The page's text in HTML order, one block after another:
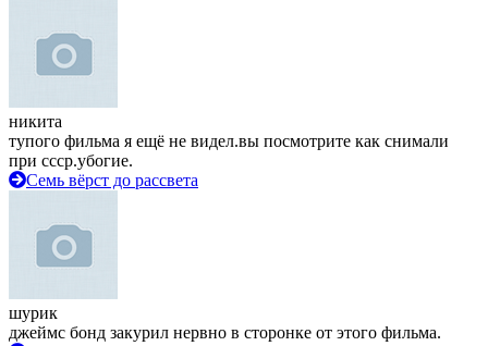
никита
тупого фильма я ещё не видел.вы посмотрите как снимали
при ссср.убогие.
Семь вёрст до рассвета
шурик
джеймс бонд закурил нервно в сторонке от этого фильма.